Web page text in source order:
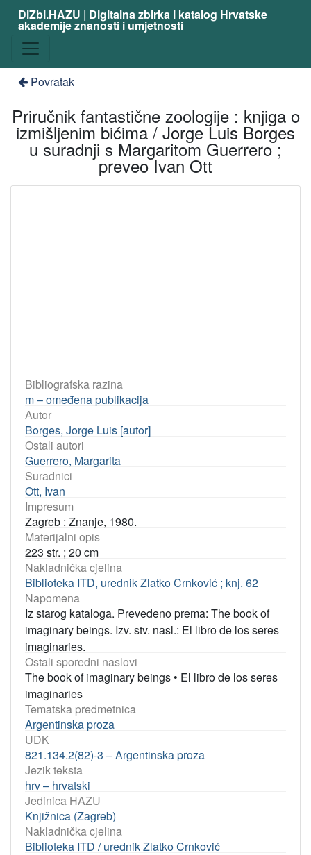
DiZbi.HAZU | Digitalna zbirka i katalog Hrvatske
akademije znanosti i umjetnosti
Povratak
Priručnik fantastične zoologije : knjiga o
izmišljenim bićima / Jorge Luis Borges
u suradnji s Margaritom Guerrero ;
preveo Ivan Ott
Bibliografska razina
m – omeđena publikacija
Autor
Borges, Jorge Luis [autor]
Ostali autori
Guerrero, Margarita
Suradnici
Ott, Ivan
Impresum
Zagreb : Znanje, 1980.
Materijalni opis
223 str. ; 20 cm
Nakladnička cjelina
Biblioteka ITD, urednik Zlatko Crnković ; knj. 62
Napomena
Iz starog kataloga. Prevedeno prema: The book of
imaginary beings. Izv. stv. nasl.: El libro de los seres
imaginaries.
Ostali sporedni naslovi
The book of imaginary beings • El libro de los seres
imaginaries
Tematska predmetnica
Argentinska proza
UDK
821.134.2(82)-3 – Argentinska proza
Jezik teksta
hrv – hrvatski
Jedinica HAZU
Knjižnica (Zagreb)
Nakladnička cjelina
Biblioteka ITD / urednik Zlatko Crnković